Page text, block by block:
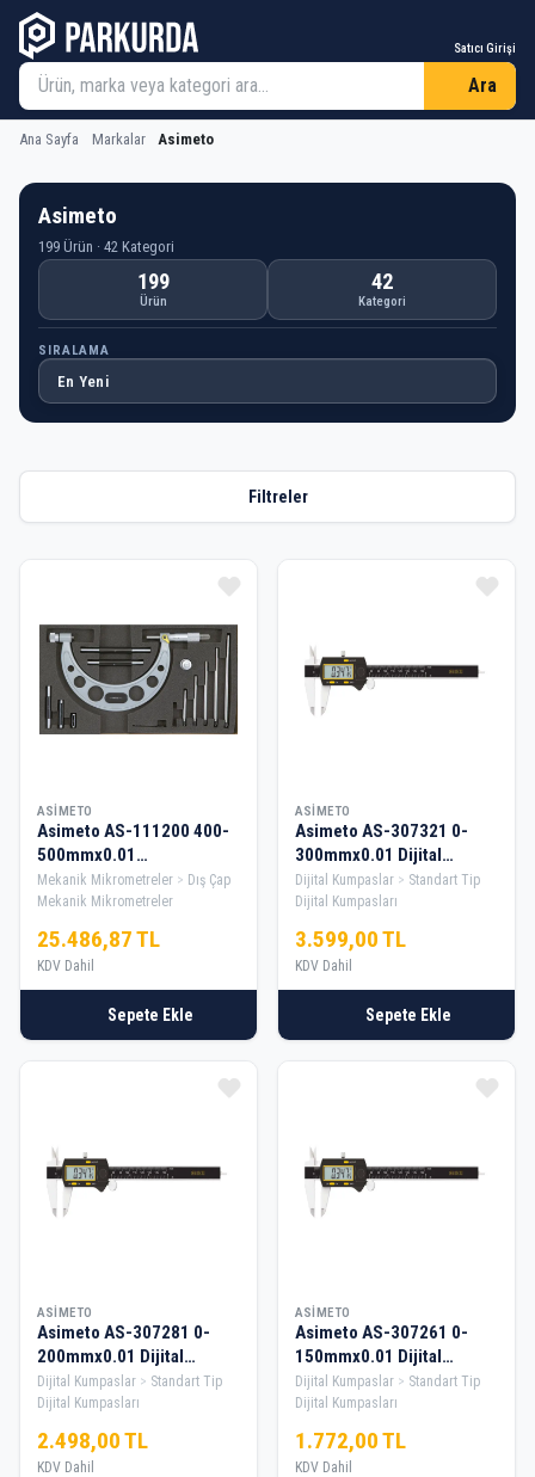
Satıcı Girişi
Ara
Ana Sayfa Markalar Asimeto
Asimeto
199 Ürün · 42 Kategori
199
Ürün
42
Kategori
SIRALAMA
Filtreler
ASIMETO
Asimeto AS-111200 400-
500mmx0.01
Değiştirilebilir Mekanik
Mikrometre
Mekanik Mikrometreler
Dış Çap
Mekanik Mikrometreler
25.486,87 TL
KDV Dahil
Sepete Ekle
ASIMETO
Asimeto AS-307321 0-
300mmx0.01 Dijital
Kumpas New Line
Dijital Kumpaslar
Standart Tip
Dijital Kumpasları
3.599,00 TL
KDV Dahil
Sepete Ekle
ASIMETO
Asimeto AS-307281 0-
200mmx0.01 Dijital
Kumpas New Line
Dijital Kumpaslar
Standart Tip
Dijital Kumpasları
2.498,00 TL
KDV Dahil
ASIMETO
Asimeto AS-307261 0-
150mmx0.01 Dijital
Kumpas New Line
Dijital Kumpaslar
Standart Tip
Dijital Kumpasları
1.772,00 TL
KDV Dahil